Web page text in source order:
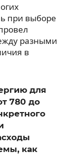
при выборе
разными
в
для
780 до
как